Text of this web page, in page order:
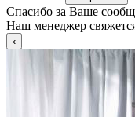
Спасибо за Ваше
Наш менеджер